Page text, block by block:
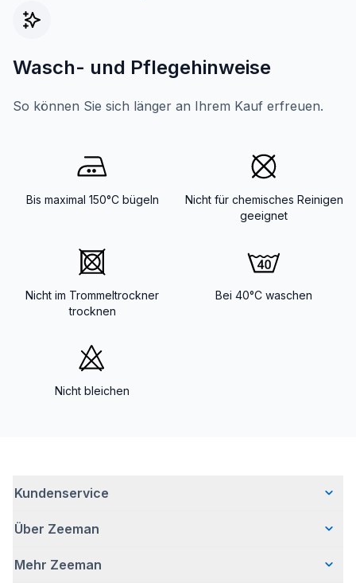
Wasch- und Pflegehinweise
So können Sie sich länger an Ihrem Kauf erfreuen.
Bis maximal 150°C bügeln
Nicht für chemisches Reinigen
geeignet
Nicht im Trommeltrockner
trocknen
Bei 40°C waschen
Nicht bleichen
Kundenservice
Häufig gestellte Fragen
Lieferung
Über Zeeman
Wer wir sind
Mehr Zeeman